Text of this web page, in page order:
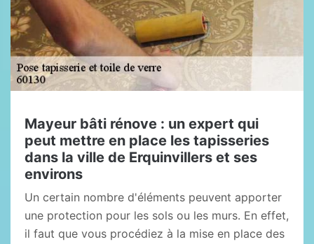
Mayeur bâti rénove : un expert qui
peut mettre en place les tapisseries
dans la ville de Erquinvillers et ses
environs
Un certain nombre d'éléments peuvent apporter
une protection pour les sols ou les murs. En effet,
il faut que vous procédiez à la mise en place des